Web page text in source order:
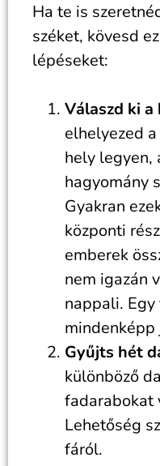
Ha te is
széket, kövesd
lépéseket:
Válaszd ki a
elhelyezed
hely legyen,
hagyomány
Gyakran
központi
emberek
nem igazán
nappali.
Gyűjts hét
különböző
fadarabokat
Lehetőség
fáról.